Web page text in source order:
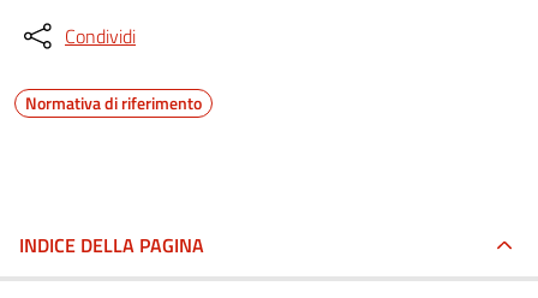
Condividi
Normativa di riferimento
INDICE DELLA PAGINA